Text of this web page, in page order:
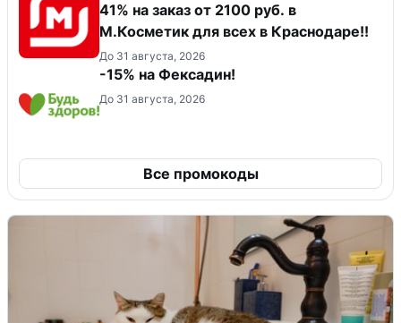
41% на заказ от 2100 руб. в
М.Косметик для всех в Краснодаре!!
До 31 августа, 2026
-15% на Фексадин!
До 31 августа, 2026
Все промокоды